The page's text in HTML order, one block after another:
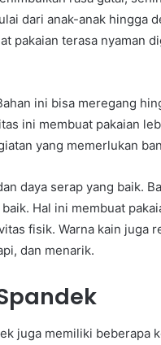
dari anak-anak hingga
pakaian terasa nyaman
ini bisa meregang
ini membuat pakaian
yang memerlukan
daya serap yang baik.
Hal ini membuat
fisik. Warna kain juga
dan menarik.
juga memiliki beberapa